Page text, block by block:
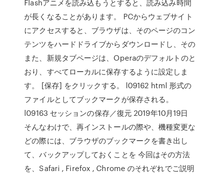
Flashアニメを読み込もうとすると、読み込み時間
が長くなることがあります。 PCからウェブサイト
にアクセスすると、ブラウザは、そのページのコン
テンツをハードドライブからダウンロードし、その
また、新規タブページは、Operaのデフォルトのと
おり、すべてローカルに保存するように設定しま
す。 [保存] をクリックする。 l09162 html 形式の
ファイルとしてブックマークが保存される。
l09163 セッションの保存／復元 2019年10月19日
そんなわけで、再インストールの際や、機種変更な
どの際には、ブラウザのブックマークを書き出し
て、バックアップしておくことを 今回はその方法
を、Safari , Firefox , Chrome のそれぞれでご説明